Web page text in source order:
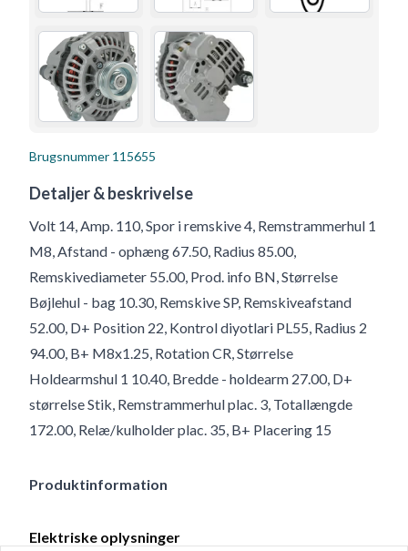
Brugsnummer 115655
Detaljer & beskrivelse
Volt 14, Amp. 110, Spor i remskive 4, Remstrammerhul 1
M8, Afstand - ophæng 67.50, Radius 85.00,
Remskivediameter 55.00, Prod. info BN, Størrelse
Bøjlehul - bag 10.30, Remskive SP, Remskiveafstand
52.00, D+ Position 22, Kontrol diyotlari PL55, Radius 2
94.00, B+ M8x1.25, Rotation CR, Størrelse
Holdearmshul 1 10.40, Bredde - holdearm 27.00, D+
størrelse Stik, Remstrammerhul plac. 3, Totallængde
172.00, Relæ/kulholder plac. 35, B+ Placering 15
Produktinformation
Elektriske oplysninger